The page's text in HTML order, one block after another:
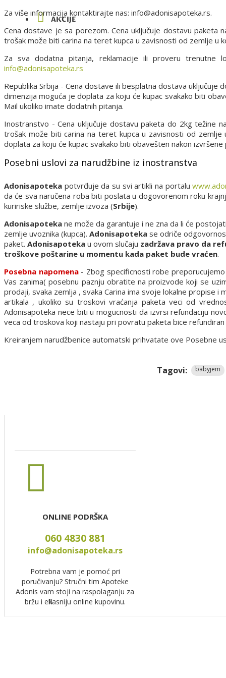
AKCIJE
Za više informacija kontaktirajte nas: info@adonisapoteka.rs.
Cena dostave je sa porezom. Cena uključuje dostavu paketa
trošak može biti carina na teret kupca u zavisnosti od zemlje u
Za sva dodatna pitanja, reklamacije ili proveru trenutne
info@adonisapoteka.rs
Republika Srbija - Cena dostave ili besplatna dostava
dimenzija moguća je doplata za koju će kupac svakako biti
Mail ukoliko imate dodatnih pitanja.
Inostranstvo - Cena uključuje dostavu paketa do 2kg težine
trošak može biti carina na teret kupca u zavisnosti od
doplata za koju će kupac svakako biti obavešten nakon
Posebni uslovi za narudžbine iz inostranstva
Adonisapoteka potvrđuje da su svi artikli na portalu
da će sva naručena roba biti poslata u dogovorenom roku
kuririske službe, zemlje izvoza (Srbije).
Adonisapoteka ne može da garantuje i ne zna da li će
zemlje uvoznika (kupca). Adonisapoteka se odriče
paket. Adonisapoteka u ovom slučaju zadržava pravo da
troškove poštarine u momentu kada paket bude vraćen.
Posebna napomena- Zbog specificnosti robe
Vas zanima( posebnu paznju obratite na proizvode koji se
prodaji, svaka zemlja , svaka Carina ima svoje lokalne propise
artikala , ukoliko su troskovi vraćanja paketa veci od
Adonisapoteka nece biti u mogucnosti da izvrsi refundaciju
veca od troskova koji nastaju pri povratu paketa bice
Kreiranjem narudžbenice automatski prihvatate ove Posebne
Tagovi: babyjem
ONLINE PODRŠKA
060 4830 881
info@adonisapoteka.rs
Potrebna vam je pomoć pri
poručivanju? Stručni tim Apoteke
Adonis vam stoji na raspolaganju za
bržu i efikasniju online kupovinu.